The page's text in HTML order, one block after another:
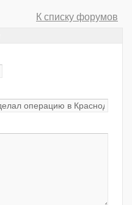
К списку форумов